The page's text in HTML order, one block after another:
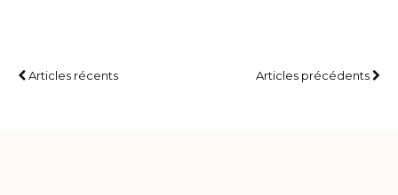
Articles récents Articles précédents